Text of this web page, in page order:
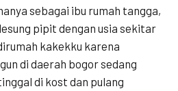
sebagai ibu rumah tangga,
pipit dengan usia sekitar
kakekku karena
di daerah bogor sedang
di kost dan pulang